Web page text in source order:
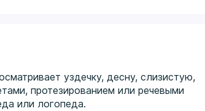
уздечку, десну, слизистую,
протезированием или речевыми
или логопеда.